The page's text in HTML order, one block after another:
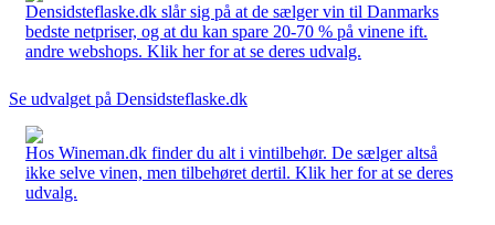
Densidsteflaske.dk slår sig på at de sælger vin til Danmarks
bedste netpriser, og at du kan spare 20-70 % på vinene ift.
andre webshops. Klik her for at se deres udvalg.
Se udvalget på Densidsteflaske.dk
Hos Wineman.dk finder du alt i vintilbehør. De sælger altså
ikke selve vinen, men tilbehøret dertil. Klik her for at se deres
udvalg.